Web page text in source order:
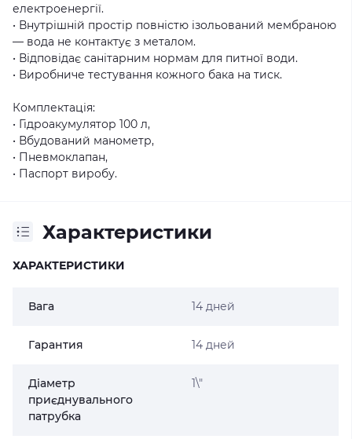
електроенергії.
• Внутрішній простір повністю ізольований мембраною
— вода не контактує з металом.
• Відповідає санітарним нормам для питної води.
• Виробниче тестування кожного бака на тиск.
Комплектація:
• Гідроакумулятор 100 л,
• Вбудований манометр,
• Пневмоклапан,
• Паспорт виробу.
Характеристики
ХАРАКТЕРИСТИКИ
Вага 14 дней
Гарантия 14 дней
Діаметр
приєднувального
патрубка
1\"